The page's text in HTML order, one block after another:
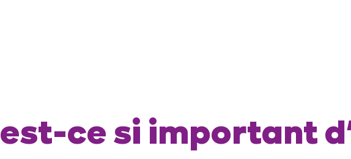
ce si important